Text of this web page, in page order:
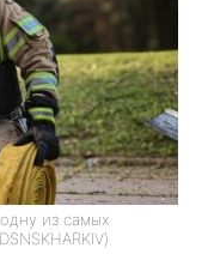
из самых